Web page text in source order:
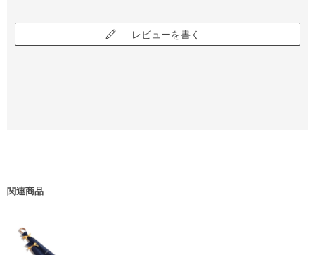
レビューを書く
関連商品